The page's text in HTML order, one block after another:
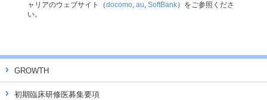
ャリアのウェブサイト（docomo, au, SoftBank）をご参照くださ
い。
GROWTH
初期臨床研修医募集要項